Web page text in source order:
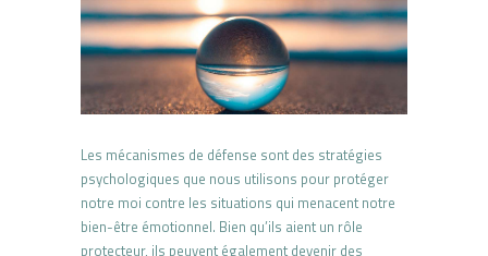
Les mécanismes de défense sont des stratégies
psychologiques que nous utilisons pour protéger
notre moi contre les situations qui menacent notre
bien-être émotionnel. Bien qu’ils aient un rôle
protecteur, ils peuvent également devenir des